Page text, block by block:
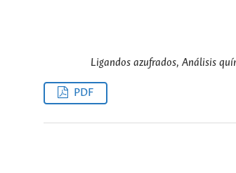
Ligandos azufrados, Análisis
PDF